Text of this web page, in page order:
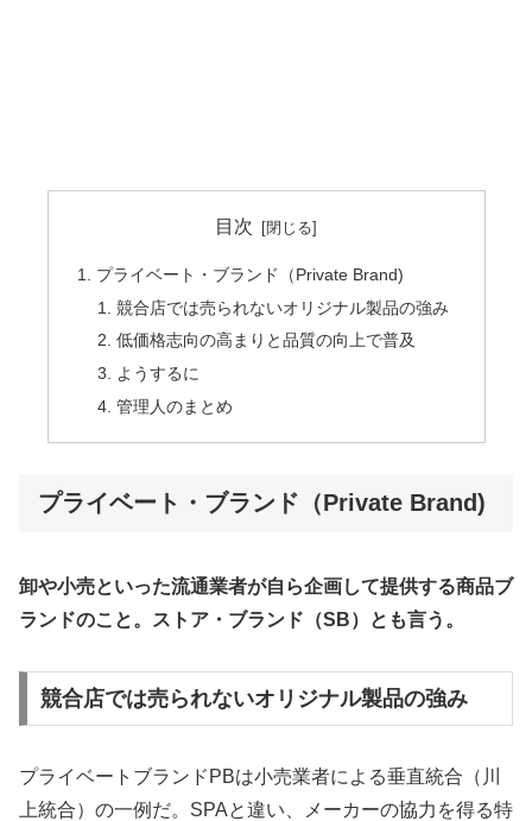
目次
プライベート・ブランド（Private Brand)
競合店では売られないオリジナル製品の強み
低価格志向の高まりと品質の向上で普及
ようするに
管理人のまとめ
プライベート・ブランド（Private Brand)
卸や小売といった流通業者が自ら企画して提供する商品ブ
ランドのこと。ストア・ブランド（SB）とも言う。
競合店では売られないオリジナル製品の強み
プライベートブランドPBは小売業者による垂直統合（川
上統合）の一例だ。SPAと違い、メーカーの協力を得る特